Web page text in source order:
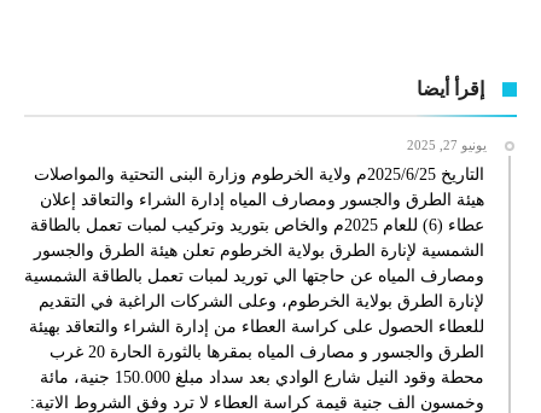
إقرأ أيضا
يونيو 27, 2025
التاريخ 2025/6/25م ولاية الخرطوم وزارة البنى التحتية والمواصلات
هيئة الطرق والجسور ومصارف المياه إدارة الشراء والتعاقد إعلان
عطاء (6) للعام 2025م والخاص بتوريد وتركيب لمبات تعمل بالطاقة
الشمسية لإنارة الطرق بولاية الخرطوم تعلن هيئة الطرق والجسور
ومصارف المياه عن حاجتها الي توريد لمبات تعمل بالطاقة الشمسية
لإنارة الطرق بولاية الخرطوم، وعلى الشركات الراغبة في التقديم
للعطاء الحصول على كراسة العطاء من إدارة الشراء والتعاقد بهيئة
الطرق والجسور و مصارف المياه بمقرها بالثورة الحارة 20 غرب
محطة وقود النيل شارع الوادي بعد سداد مبلغ 150.000 جنية، مائة
وخمسون الف جنية قيمة كراسة العطاء لا ترد وفق الشروط الاتية: